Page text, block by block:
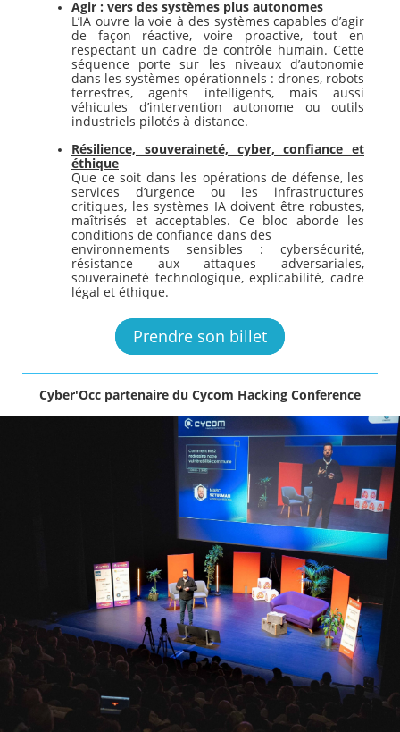
Agir : vers des systèmes plus autonomes
L’IA ouvre la voie à des systèmes capables d’agir
de façon réactive, voire proactive, tout en
respectant un cadre de contrôle humain. Cette
séquence porte sur les niveaux d’autonomie
dans les systèmes opérationnels : drones, robots
terrestres, agents intelligents, mais aussi
véhicules d’intervention autonome ou outils
industriels pilotés à distance.
Résilience, souveraineté, cyber, confiance et
éthique
Que ce soit dans les opérations de défense, les
services d’urgence ou les infrastructures
critiques, les systèmes IA doivent être robustes,
maîtrisés et acceptables. Ce bloc aborde les
conditions de confiance dans des
environnements sensibles : cybersécurité,
résistance aux attaques adversariales,
souveraineté technologique, explicabilité, cadre
légal et éthique.
Prendre son billet
Cyber'Occ partenaire du Cycom Hacking Conference